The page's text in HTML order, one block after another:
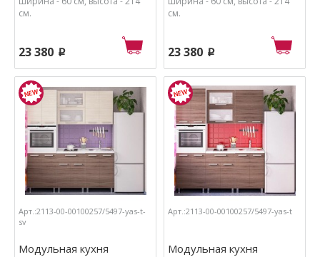
см.
23 380 p
см.
23 380 p
Арт.:2113-00-00100257/5497-yas-t-
sv
Модульная кухня
Арт.:2113-00-00100257/5497-yas-t
Модульная кухня